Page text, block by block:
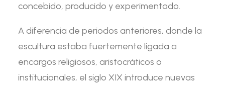
concebido, producido y experimentado.
A diferencia de periodos anteriores, donde la
escultura estaba fuertemente ligada a
encargos religiosos, aristocráticos o
institucionales, el siglo XIX introduce nuevas